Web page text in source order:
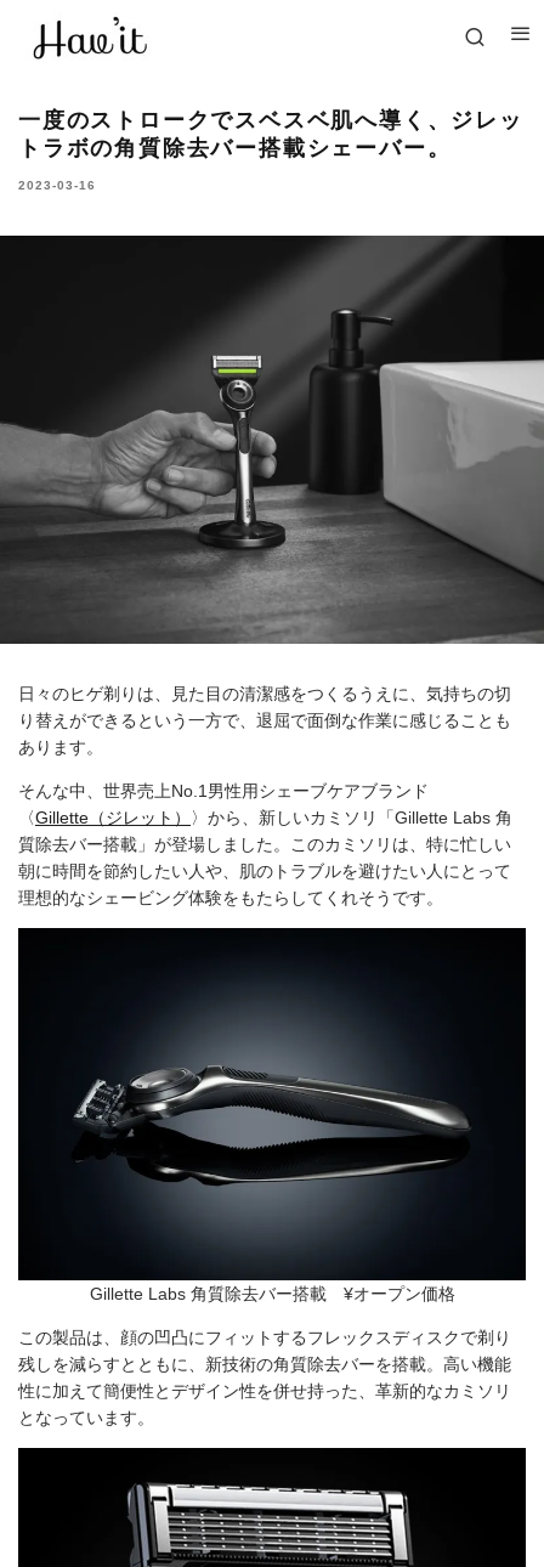
一度のストロークでスベスベ肌へ導く、ジレッ
トラボの角質除去バー搭載シェーバー。
2023-03-16
日々のヒゲ剃りは、見た目の清潔感をつくるうえに、気持ちの切
り替えができるという一方で、退屈で面倒な作業に感じることも
あります。
そんな中、世界売上No.1男性用シェーブケアブランド
〈Gillette（ジレット）
〉から、新しいカミソリ「Gillette Labs 角
質除去バー搭載」が登場しました。このカミソリは、特に忙しい
朝に時間を節約したい人や、肌のトラブルを避けたい人にとって
理想的なシェービング体験をもたらしてくれそうです。
Gillette Labs 角質除去バー搭載 ¥オープン価格
この製品は、顔の凹凸にフィットするフレックスディスクで剃り
残しを減らすとともに、新技術の角質除去バーを搭載。高い機能
性に加えて簡便性とデザイン性を併せ持った、革新的なカミソリ
となっています。